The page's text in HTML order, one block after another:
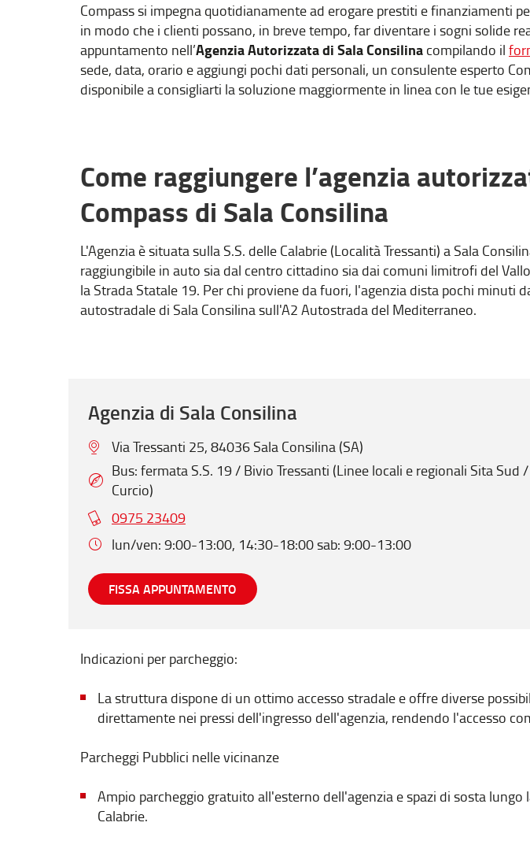
Compass si impegna quotidianamente ad erogare prestiti e finanziamenti
in modo che i clienti possano, in breve tempo, far diventare i sogni solide
appuntamento nell’Agenzia Autorizzata di Sala Consilina compilando il
sede, data, orario e aggiungi pochi dati personali, un consulente esperto
disponibile a consigliarti la soluzione maggiormente in linea con le tue
Come raggiungere l’agenzia
Compass di Sala Consilina
L'Agenzia è situata sulla S.S. delle Calabrie (Località Tressanti) a Sala
raggiungibile in auto sia dal centro cittadino sia dai comuni limitrofi del
la Strada Statale 19. Per chi proviene da fuori, l'agenzia dista pochi minuti
autostradale di Sala Consilina sull'A2 Autostrada del Mediterraneo.
Agenzia di Sala Consilina
Via Tressanti 25, 84036 Sala Consilina (SA)
Bus: fermata S.S. 19 / Bivio Tressanti (Linee locali e regionali Sita Sud
Curcio)
0975 23409
lun/ven: 9:00-13:00, 14:30-18:00 sab: 9:00-13:00
FISSA APPUNTAMENTO
Indicazioni per parcheggio:
La struttura dispone di un ottimo accesso stradale e offre diverse
direttamente nei pressi dell'ingresso dell'agenzia, rendendo l'accesso
Parcheggi Pubblici nelle vicinanze
Ampio parcheggio gratuito all'esterno dell'agenzia e spazi di sosta lungo
Calabrie.